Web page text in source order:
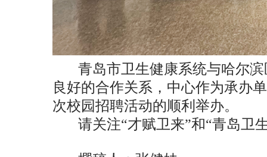
青岛市卫生健康系统与哈尔
良好的合作关系，中心作为承办
次校园招聘活动的顺利举办。
请关注“才赋卫来”和“青岛卫